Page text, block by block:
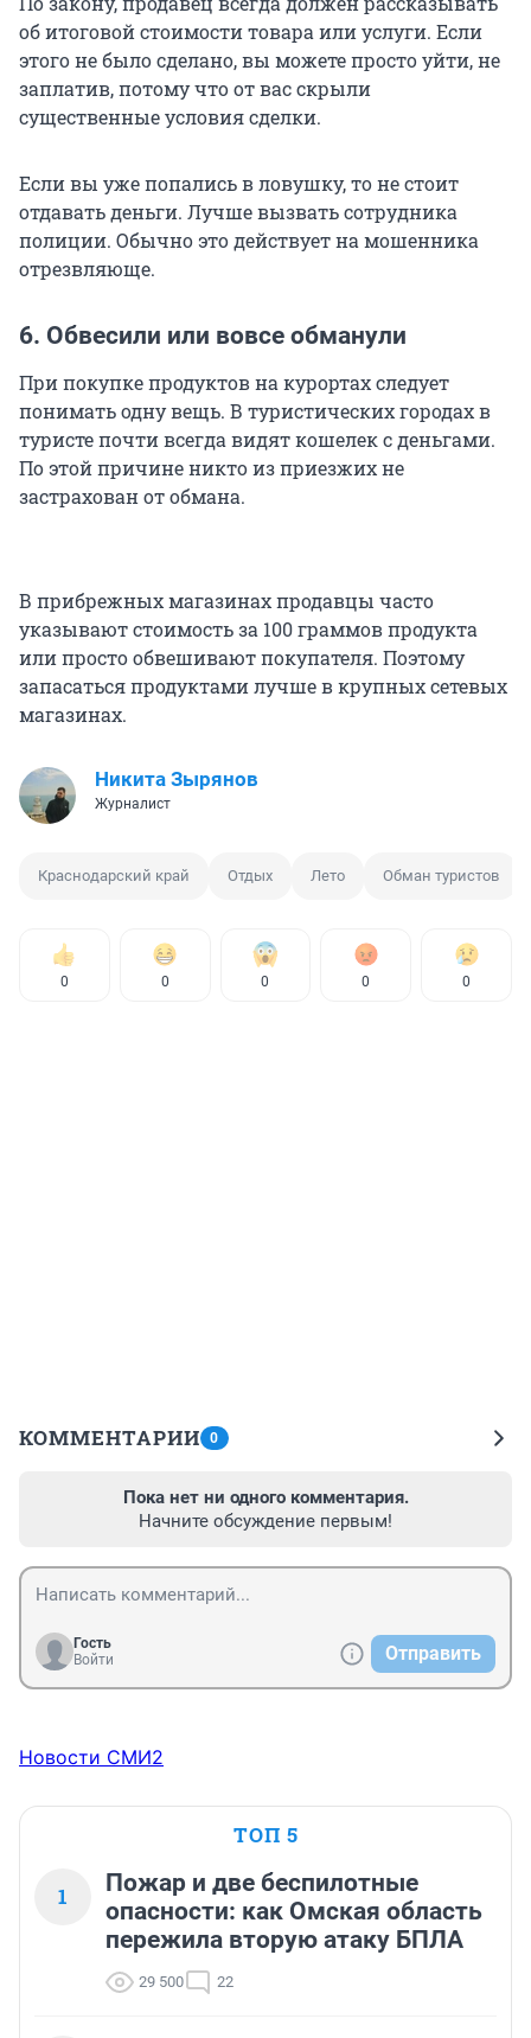
об итоговой стоимости товара или услуги. Если
этого не было сделано, вы можете просто уйти, не
заплатив, потому что от вас скрыли
существенные условия сделки.
Если вы уже попались в ловушку, то не стоит
отдавать деньги. Лучше вызвать сотрудника
полиции. Обычно это действует на мошенника
отрезвляюще.
6. Обвесили или вовсе обманули
При покупке продуктов на курортах следует
понимать одну вещь. В туристических городах в
туристе почти всегда видят кошелек с деньгами.
По этой причине никто из приезжих не
застрахован от обмана.
В прибрежных магазинах продавцы часто
указывают стоимость за 100 граммов продукта
или просто обвешивают покупателя. Поэтому
запасаться продуктами лучше в крупных сетевых
магазинах.
Никита Зырянов
Журналист
Краснодарский край Отдых Лето Обман туристов
0 0 0 0 0
КОММЕНТАРИИ 0
Пока нет ни одного комментария.
Начните обсуждение первым!
Гость
Войти
Отправить
Новости СМИ2
ТОП 5
1
Пожар и две беспилотные
опасности: как Омская область
пережила вторую атаку БПЛА
29 500 22